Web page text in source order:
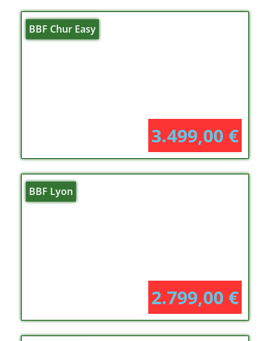
BBF Chur Easy
3.499,00 €
BBF Lyon
2.799,00 €